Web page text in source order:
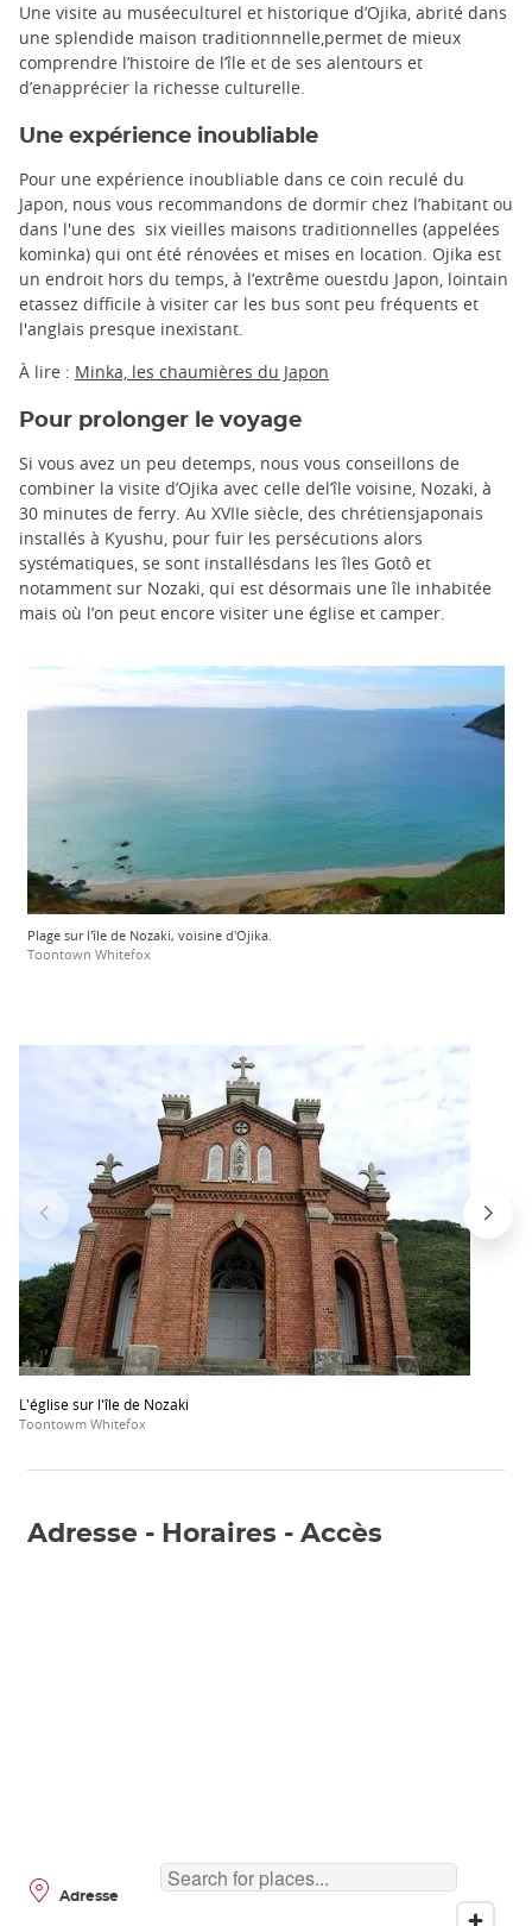
Une visite au muséeculturel et historique d’Ojika, abrité dans
une splendide maison traditionnnelle,permet de mieux
comprendre l’histoire de l’île et de ses alentours et
d’enapprécier la richesse culturelle.
Une expérience inoubliable
Pour une expérience inoubliable dans ce coin reculé du
Japon, nous vous recommandons de dormir chez l’habitant ou
dans l'une des six vieilles maisons traditionnelles (appelées
kominka) qui ont été rénovées et mises en location. Ojika est
un endroit hors du temps, à l’extrême ouestdu Japon, lointain
etassez difficile à visiter car les bus sont peu fréquents et
l'anglais presque inexistant.
À lire : Minka, les chaumières du Japon
Pour prolonger le voyage
Si vous avez un peu detemps, nous vous conseillons de
combiner la visite d’Ojika avec celle del’île voisine, Nozaki, à
30 minutes de ferry. Au XVIIe siècle, des chrétiensjaponais
installés à Kyushu, pour fuir les persécutions alors
systématiques, se sont installésdans les îles Gotô et
notamment sur Nozaki, qui est désormais une île inhabitée
mais où l’on peut encore visiter une église et camper.
Plage sur l'île de Nozaki, voisine d'Ojika.
Toontown Whitefox
L'église sur l'île de Nozaki
Toontowm Whitefox
Adresse - Horaires - Accès
Adresse